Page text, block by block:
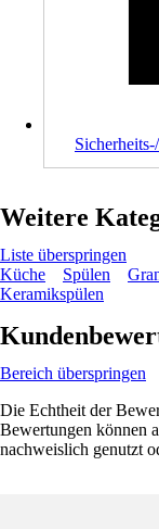
Weitere
Liste überspringen
Küche
Spülen
Keramikspülen
Bereich überspringen
Die Echtheit der
Bewertungen können
nachweislich genutzt